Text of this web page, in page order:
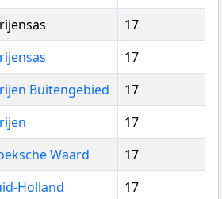
17
17
Buitengebied
17
17
Waard
17
Holland
17